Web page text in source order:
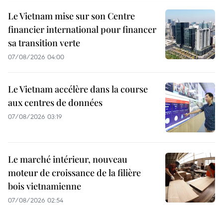
Le Vietnam mise sur son Centre
financier international pour financer
sa transition verte
07/08/2026 04:00
Le Vietnam accélère dans la course
aux centres de données
07/08/2026 03:19
Le marché intérieur, nouveau
moteur de croissance de la filière
bois vietnamienne
07/08/2026 02:54